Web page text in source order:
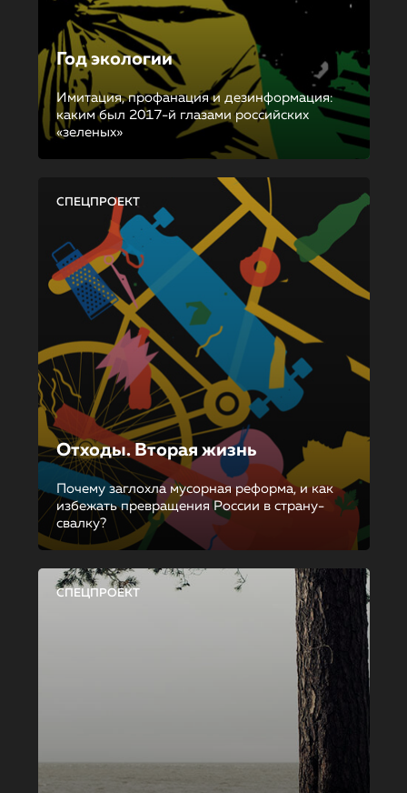
Год экологии
Имитация, профанация и дезинформация:
каким был 2017-й глазами российских
«зеленых»
СПЕЦПРОЕКТ
Отходы. Вторая жизнь
Почему заглохла мусорная реформа, и как
избежать превращения России в страну-
свалку?
СПЕЦПРОЕКТ